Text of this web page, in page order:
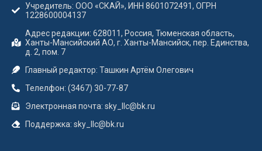
Учредитель: ООО «СКАЙ», ИНН 8601072491, ОГРН
1228600004137
Адрес редакции: 628011, Россия, Тюменская область,
Ханты-Мансийский АО, г. Ханты-Мансийск, пер. Единства,
д. 2, пом. 7
Главный редактор: Ташкин Артём Олегович
Телелфон: (3467) 30-77-87
Электронная почта: sky_llc@bk.ru
Поддержка: sky_llc@bk.ru